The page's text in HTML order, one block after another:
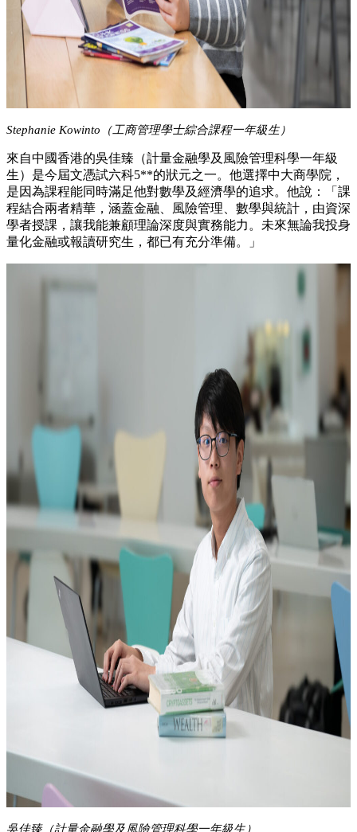
Stephanie Kowinto（工商管理學士綜合課程一年級生）
來自中國香港的吳佳臻（計量金融學及風險管理科學一年級
生）是今屆文憑試六科5**的狀元之一。他選擇中大商學院，
是因為課程能同時滿足他對數學及經濟學的追求。他說：「課
程結合兩者精華，涵蓋金融、風險管理、數學與統計，由資深
學者授課，讓我能兼顧理論深度與實務能力。未來無論我投身
量化金融或報讀研究生，都已有充分準備。」
吳佳臻（計量金融學及風險管理科學一年級生）